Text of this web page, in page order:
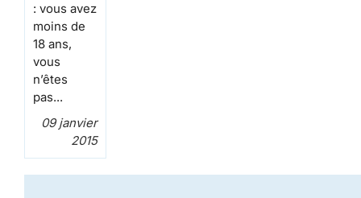
: vous avez
moins de
18 ans,
vous
n’êtes
pas...
09 janvier
2015